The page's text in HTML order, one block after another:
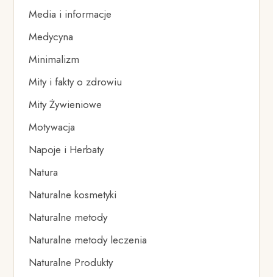
Media i informacje
Medycyna
Minimalizm
Mity i fakty o zdrowiu
Mity Żywieniowe
Motywacja
Napoje i Herbaty
Natura
Naturalne kosmetyki
Naturalne metody
Naturalne metody leczenia
Naturalne Produkty